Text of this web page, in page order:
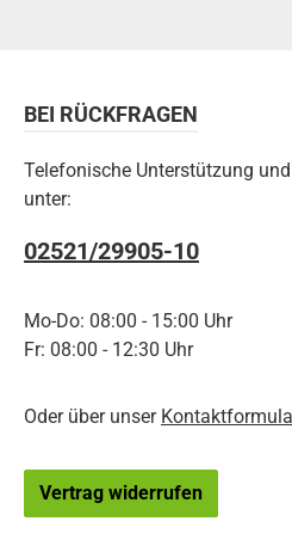
BEI RÜCKFRAGEN
Telefonische Unterstützung
unter:
02521/29905-10
Mo-Do: 08:00 - 15:00 Uhr
Fr: 08:00 - 12:30 Uhr
Oder über unser
Vertrag widerrufen